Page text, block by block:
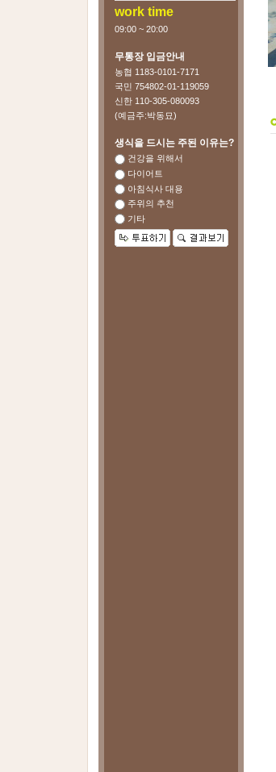
work time
09:00 ~ 20:00
무통장 입금안내
농협 1183-0101-7171
국민 754802-01-119059
신한 110-305-080093
(예금주:박동묘)
생식을 드시는 주된 이유는?
건강을 위해서
다이어트
아침식사 대용
주위의 추천
기타